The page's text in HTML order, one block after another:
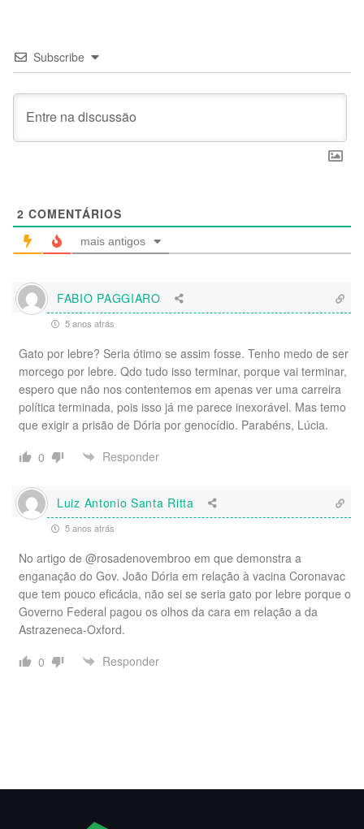
Subscribe
2 COMENTÁRIOS
mais antigos
FABIO PAGGIARO
5 anos atrás
Gato por lebre? Seria ótimo se assim fosse. Tenho medo de ser
morcego por lebre. Qdo tudo isso terminar, porque vai terminar,
espero que não nos contentemos em apenas ver uma carreira
política terminada, pois isso já me parece inexorável. Mas temo
que exigir a prisão de Dória por genocídio. Parabéns, Lúcia.
0
Responder
Luiz Antonio Santa Ritta
5 anos atrás
No artigo de @rosadenovembroo em que demonstra a
enganação do Gov. João Dória em relação à vacina Coronavac
que tem pouco eficácia, não sei se seria gato por lebre porque o
Governo Federal pagou os olhos da cara em relação a da
Astrazeneca-Oxford.
0
Responder